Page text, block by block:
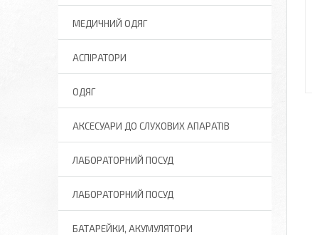
МЕДИЧНИЙ ОДЯГ
АСПІРАТОРИ
ОДЯГ
АКСЕСУАРИ ДО СЛУХОВИХ АПАРАТІВ
ЛАБОРАТОРНИЙ ПОСУД
ЛАБОРАТОРНИЙ ПОСУД
БАТАРЕЙКИ, АКУМУЛЯТОРИ